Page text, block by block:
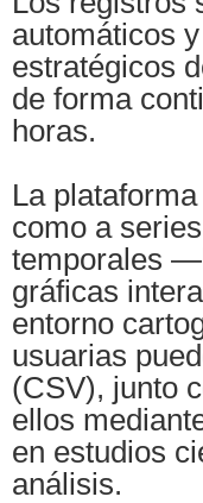
automáticos
estratégicos
de forma
horas.
La
como a
temporales
gráficas
entorno
usuarias
(CSV), junto
ellos
en estudios
análisis.